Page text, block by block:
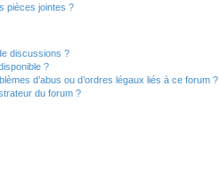
pièces jointes ?
discussions ?
?
d’abus ou d’ordres légaux liés à ce forum ?
du forum ?